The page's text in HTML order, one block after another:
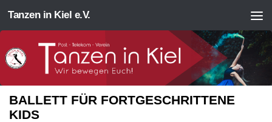
Zum Inhalt springen
Tanzen in Kiel e.V.
BALLETT FÜR FORTGESCHRITTENE
KIDS